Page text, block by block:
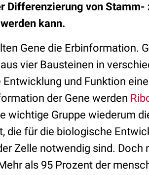
Differenzierung von Stamm-
kann.
Gene die Erbinformation.
vier Bausteinen in
und Funktion
der Gene werden
wichtige Gruppe wiederum
die für die biologische
Zelle notwendig sind. Doch
als 95 Prozent der